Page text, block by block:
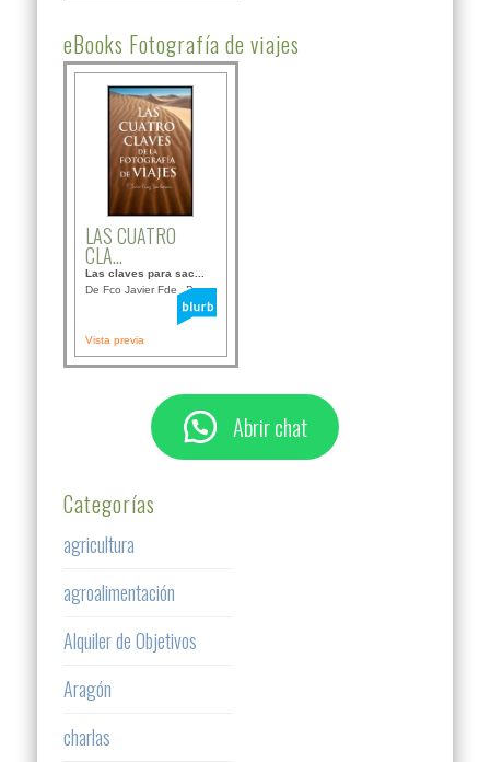
eBooks Fotografía de viajes
LAS CUATRO
CLA...
Las claves para sac...
De Fco Javier Fdez B...
Vista previa
Abrir chat
Categorías
agricultura
agroalimentación
Alquiler de Objetivos
Aragón
charlas